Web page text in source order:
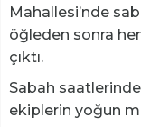
Mahallesi’nde
öğleden sonra
çıktı.
Sabah
ekiplerin yoğun